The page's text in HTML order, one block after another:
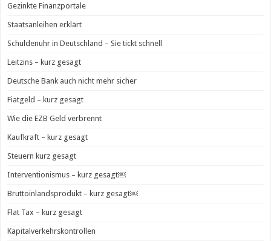
Gezinkte Finanzportale
Staatsanleihen erklärt
Schuldenuhr in Deutschland – Sie tickt schnell
Leitzins – kurz gesagt
Deutsche Bank auch nicht mehr sicher
Fiatgeld – kurz gesagt
Wie die EZB Geld verbrennt
Kaufkraft – kurz gesagt
Steuern kurz gesagt
Interventionismus – kurz gesagt￼
Bruttoinlandsprodukt – kurz gesagt￼
Flat Tax – kurz gesagt
Kapitalverkehrskontrollen